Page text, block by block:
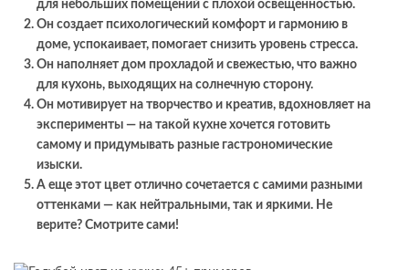
для небольших помещений с плохой освещенностью.
Он создает психологический комфорт и гармонию в
доме, успокаивает, помогает снизить уровень стресса.
Он наполняет дом прохладой и свежестью, что важно
для кухонь, выходящих на солнечную сторону.
Он мотивирует на творчество и креатив, вдохновляет на
эксперименты — на такой кухне хочется готовить
самому и придумывать разные гастрономические
изыски.
А еще этот цвет отлично сочетается с самими разными
оттенками — как нейтральными, так и яркими. Не
верите? Смотрите сами!